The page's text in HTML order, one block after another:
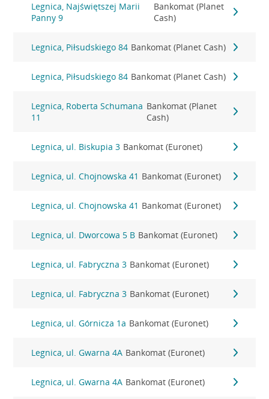
Legnica, Najświętszej Marii
Panny 9
Bankomat (Planet
Cash)
Legnica, Piłsudskiego 84 Bankomat (Planet Cash)
Legnica, Piłsudskiego 84 Bankomat (Planet Cash)
Legnica, Roberta Schumana
11
Bankomat (Planet
Cash)
Legnica, ul. Biskupia 3 Bankomat (Euronet)
Legnica, ul. Chojnowska 41 Bankomat (Euronet)
Legnica, ul. Chojnowska 41 Bankomat (Euronet)
Legnica, ul. Dworcowa 5 B Bankomat (Euronet)
Legnica, ul. Fabryczna 3 Bankomat (Euronet)
Legnica, ul. Fabryczna 3 Bankomat (Euronet)
Legnica, ul. Górnicza 1a Bankomat (Euronet)
Legnica, ul. Gwarna 4A Bankomat (Euronet)
Legnica, ul. Gwarna 4A Bankomat (Euronet)